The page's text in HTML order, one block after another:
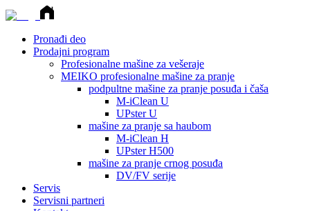
Pronađi deo
Prodajni program
Profesionalne mašine za vešeraje
MEIKO profesionalne mašine za pranje
podpultne mašine za pranje posuđa i čaša
M-iClean U
UPster U
mašine za pranje sa haubom
M-iClean H
UPster H500
mašine za pranje crnog posuđa
DV/FV serije
Servis
Servisni partneri